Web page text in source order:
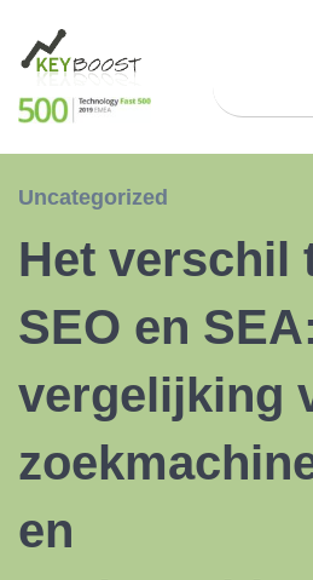
Uncategorized
Het verschil
SEO en
vergelijking
en